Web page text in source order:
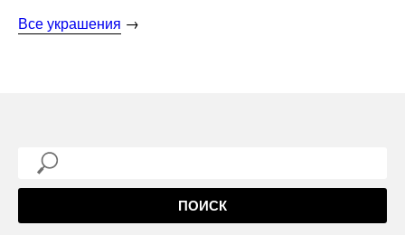
Все украшения →
ПОИСК